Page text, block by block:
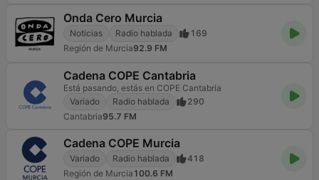
Onda Cero Murcia
Noticias Radio hablada
169
Región de Murcia92.9 FM
Cadena COPE Cantabria
Está pasando, estás en COPE Cantabria
Variado
Radio hablada
290
Cantabria95.7 FM
Cadena COPE Murcia
Variado Radio hablada
418
Región de Murcia 100.6 FM